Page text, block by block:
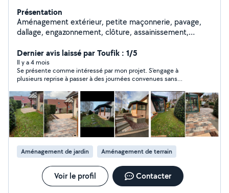
Présentation
Aménagement extérieur, petite maçonnerie, pavage,
dallage, engazonnement, clôture, assainissement,
Dernier avis laissé par Toufik : 1/5
Il y a 4 mois
Se présente comme intéressé par mon projet. S'engage à
plusieurs reprise à passer à des journées convenues sans
déconseille du fait du manque de sérieux.
Aménagement de jardin Aménagement de terrain
Voir le profil Contacter